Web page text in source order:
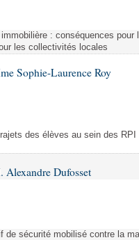
: conséquences
les collectivités locales
Sophie-Laurence Roy
des élèves au sein des
Alexandre Dufosset
de sécurité mobilisé contre la